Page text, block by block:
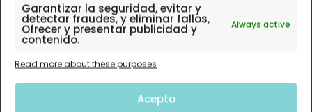
Garantizar la seguridad, evitar y
detectar fraudes, y eliminar fallos,
Ofrecer y presentar publicidad y
contenido.
Always active
Read more about these purposes
Acepto